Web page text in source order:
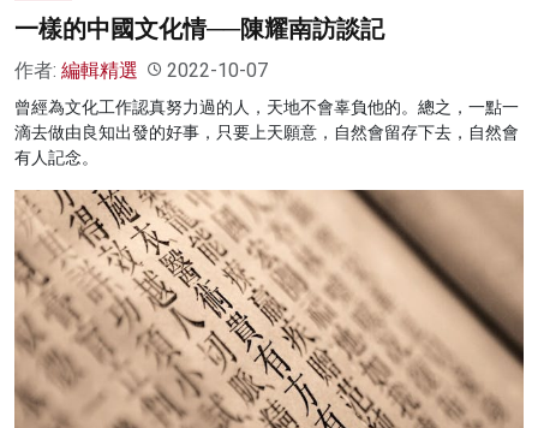
一樣的中國文化情──陳耀南訪談記
作者: 編輯精選 2022-10-07
曾經為文化工作認真努力過的人，天地不會辜負他的。總之，一點一
滴去做由良知出發的好事，只要上天願意，自然會留存下去，自然會
有人記念。